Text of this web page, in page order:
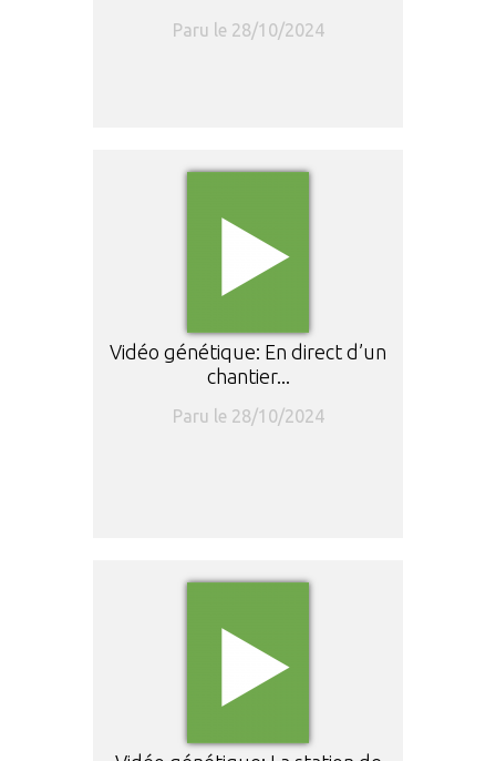
Paru le 28/10/2024
Vidéo génétique: En direct d’un
chantier...
Paru le 28/10/2024